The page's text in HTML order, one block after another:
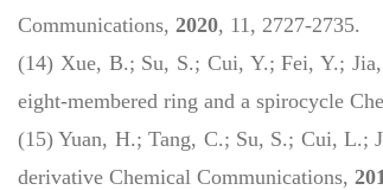
Communications, 2020, 11, 2727-2735.
(14) Xue, B.; Su, S.; Cui, Y.; Fei, Y.;
eight-membered ring and a spirocycle
(15) Yuan, H.; Tang, C.; Su, S.; Cui, L.;
derivative Chemical Communications,